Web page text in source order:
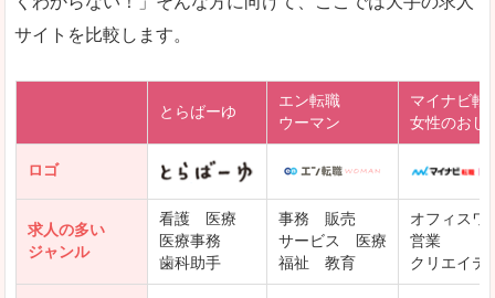
サイトを比較します。
とらばーゆ
エン転職
ウーマン
マイナビ転
女性のおし
ロゴ
求人の多い
ジャンル
看護 医療
医療事務
歯科助手
事務 販売
サービス 医療
福祉 教育
オフィスワ
営業
クリエイテ